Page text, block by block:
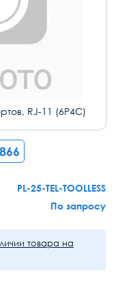
RJ-11 (6P4C)
PL-25-TEL-TOOLLESS
По запросу
товара на